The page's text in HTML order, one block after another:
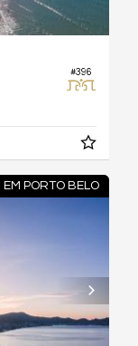
#396
PORTO BELO